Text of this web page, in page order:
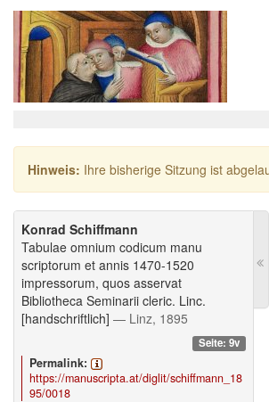
Hinweis: Ihre bisherige Sitzung ist
Konrad Schiffmann
Tabulae omnium codicum manu
scriptorum et annis 1470-1520
impressorum, quos asservat
Bibliotheca Seminarii cleric. Linc.
[handschriftlich] — Linz, 1895
Seite: 9v
Permalink:
https://manuscripta.at/diglit/schiffmann_18
95/0018